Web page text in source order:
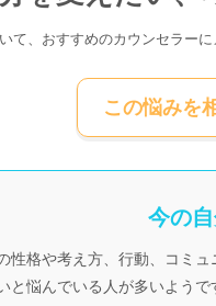
て、おすすめのカウンセラー
この悩みを
今の
性格や考え方、行動、コミ
と悩んでいる人が多いようで